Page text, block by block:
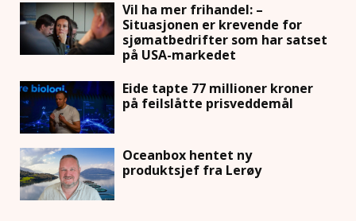
Vil ha mer frihandel: –
Situasjonen er krevende for
sjømatbedrifter som har satset
på USA-markedet
Eide tapte 77 millioner kroner
på feilslåtte prisveddemål
Oceanbox hentet ny
produktsjef fra Lerøy